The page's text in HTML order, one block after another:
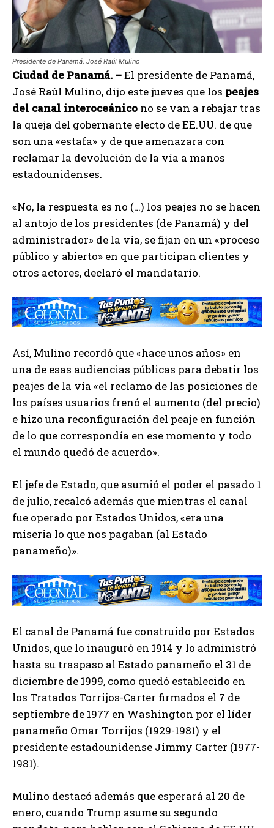
Presidente de Panamá, José Raúl Mulino
Ciudad de Panamá. –El presidente de Panamá,
José Raúl Mulino, dijo este jueves que los peajes
del canal interoceánico no se van a rebajar tras
la queja del gobernante electo de EE.UU. de que
son una «estafa» y de que amenazara con
reclamar la devolución de la vía a manos
estadounidenses.
«No, la respuesta es no (…) los peajes no se hacen
al antojo de los presidentes (de Panamá) y del
administrador» de la vía, se fijan en un «proceso
público y abierto» en que participan clientes y
otros actores, declaró el mandatario.
Así, Mulino recordó que «hace unos años» en
una de esas audiencias públicas para debatir los
peajes de la vía «el reclamo de las posiciones de
los países usuarios frenó el aumento (del precio)
e hizo una reconfiguración del peaje en función
de lo que correspondía en ese momento y todo
el mundo quedó de acuerdo».
El jefe de Estado, que asumió el poder el pasado 1
de julio, recalcó además que mientras el canal
fue operado por Estados Unidos, «era una
miseria lo que nos pagaban (al Estado
panameño)».
El canal de Panamá fue construido por Estados
Unidos, que lo inauguró en 1914 y lo administró
hasta su traspaso al Estado panameño el 31 de
diciembre de 1999, como quedó establecido en
los Tratados Torrijos-Carter firmados el 7 de
septiembre de 1977 en Washington por el líder
panameño Omar Torrijos (1929-1981) y el
presidente estadounidense Jimmy Carter (1977-
1981).
Mulino destacó además que esperará al 20 de
enero, cuando Trump asume su segundo